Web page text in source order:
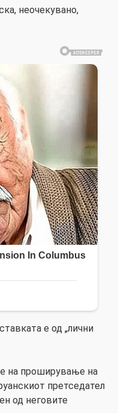
неочекувано,
е од „лични
на проширување на
претседател
од неговите